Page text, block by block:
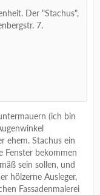
Der "Stachus",
7.
(ich bin
ehem. Stachus ein
Fenster bekommen
sein sollen, und
hölzerne Ausleger,
Fassadenmalerei